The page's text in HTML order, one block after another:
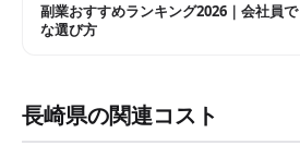
副業おすすめランキング2026｜会社員
な選び方
長崎県の関連コスト